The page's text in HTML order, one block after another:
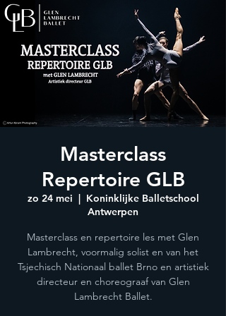
Masterclass
Repertoire GLB
zo 24 mei
  |
Koninklijke Balletschool
Antwerpen
Masterclass en repertoire les met Glen
Lambrecht, voormalig solist en van het
Tsjechisch Nationaal ballet Brno en artistiek
directeur en choreograaf van Glen
Lambrecht Ballet.